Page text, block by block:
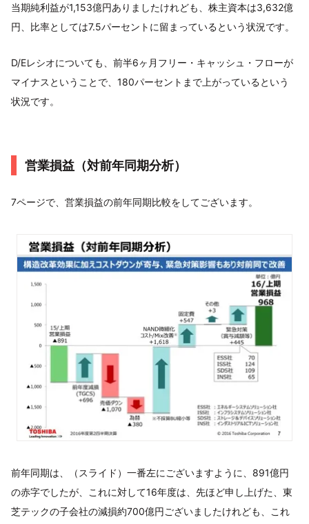
当期純利益が1,153億円ありましたけれども、株主資本は3,632億
円、比率としては7.5パーセントに留まっているという状況です。
D/Eレシオについても、前半6ヶ月フリー・キャッシュ・フローが
マイナスということで、180パーセントまで上がっているという
状況です。
営業損益（対前年同期分析）
7ページで、営業損益の前年同期比較をしてございます。
前年同期は、（スライド）一番左にございますように、891億円
の赤字でしたが、これに対して16年度は、先ほど申し上げた、東
芝テックの子会社の減損約700億円ございましたけれども、これ